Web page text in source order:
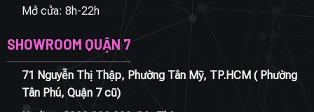
Mở cửa: 8h-22h
SHOWROOM QUẬN 7
71 Nguyễn Thị Thập, Phường Tân Mỹ, TP.HCM ( Phường
Tân Phú, Quận 7 cũ)